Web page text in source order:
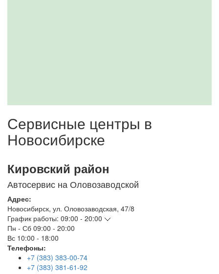
Сервисные центры в
Новосибирске
Кировский район
Автосервис на Оловозаводской
Адрес:
Новосибирск, ул. Оловозаводская, 47/8
График работы: 09:00 - 20:00
Пн - Сб 09:00 - 20:00
Вс 10:00 - 18:00
Телефоны:
+7 (383) 383-00-74
+7 (383) 381-61-92